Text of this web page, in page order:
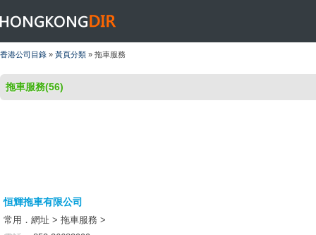
HONGKONGDIR
香港公司目錄 » 黃頁分類 » 拖車服務
拖車服務(56)
恒輝拖車有限公司
常用．網址 > 拖車服務 >